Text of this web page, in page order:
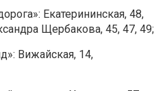
Екатерининская, 48,
Щербакова, 45, 47, 49;
Вижайская, 14,